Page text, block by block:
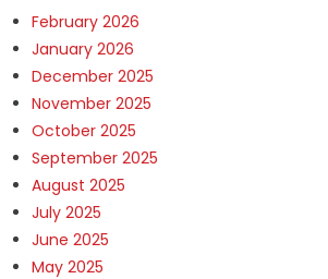
February 2026
January 2026
December 2025
November 2025
October 2025
September 2025
August 2025
July 2025
June 2025
May 2025